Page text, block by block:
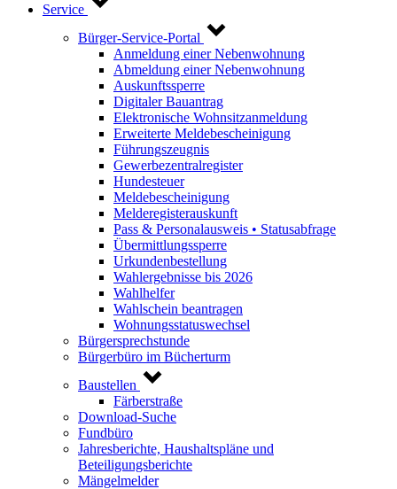
Service
Bürger-Service-Portal
Anmeldung einer Nebenwohnung
Abmeldung einer Nebenwohnung
Auskunftssperre
Digitaler Bauantrag
Elektronische Wohnsitzanmeldung
Erweiterte Meldebescheinigung
Führungszeugnis
Gewerbezentralregister
Hundesteuer
Meldebescheinigung
Melderegisterauskunft
Pass & Personalausweis • Statusabfrage
Übermittlungssperre
Urkundenbestellung
Wahlergebnisse bis 2026
Wahlhelfer
Wahlschein beantragen
Wohnungsstatuswechsel
Bürgersprechstunde
Bürgerbüro im Bücherturm
Baustellen
Färberstraße
Download-Suche
Fundbüro
Jahresberichte, Haushaltspläne und
Beteiligungsberichte
Mängelmelder